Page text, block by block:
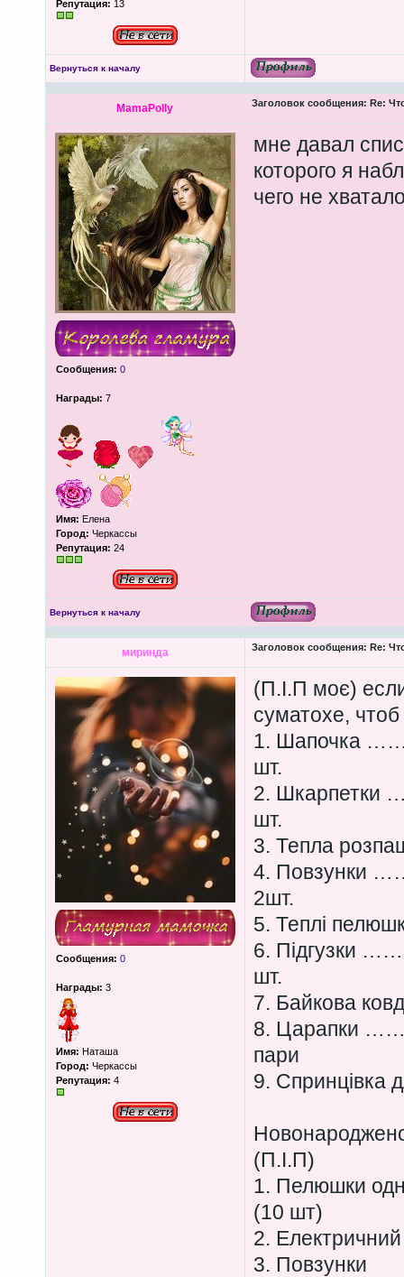
Репутация: 13
Вернуться к началу
MamaPolly Заголовок сообщения: Re:
Сообщения: 0
Награды: 7
Имя: Елена
Город: Черкассы
Репутация: 24
мне давал
которого я
чего не
Вернуться к началу
миринда Заголовок сообщения: Re:
Сообщения: 0
Награды: 3
Имя: Наташа
Город: Черкассы
Репутация: 4
(П.І.П моє)
суматохе,
1.
шт.
2.
шт.
3. Тепла
4.
2шт.
5. Теплі
6.
шт.
7. Байкова
8.
пари
9. Спринцівка
(П.І.П)
1. Пелюшки
(10 шт)
2.
3. Повзунки